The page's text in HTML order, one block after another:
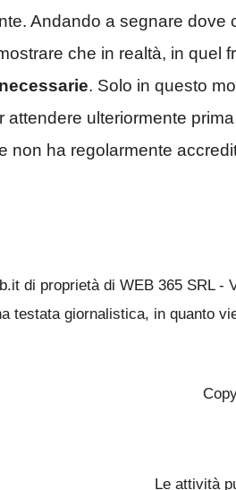
Andando a segnare dove
che in realtà, in quel
. Solo in questo
attendere ulteriormente
non ha regolarmente
di proprietà di WEB 365 SRL -
testata giornalistica, in quanto
Le attività